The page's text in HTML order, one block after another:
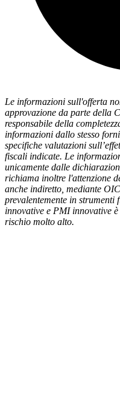
Le informazioni sull'offerta
approvazione da parte della
responsabile della
informazioni dallo stesso
specifiche valutazioni
fiscali indicate. Le
unicamente dalle
richiama inoltre l'attenzione
anche indiretto, mediante
prevalentemente in strumenti
innovative e PMI innovative
rischio molto alto.